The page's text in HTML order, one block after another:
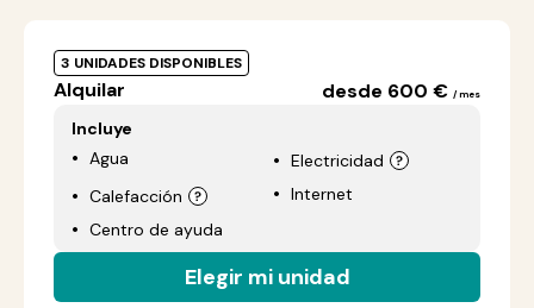
3 UNIDADES DISPONIBLES
Alquilar desde 600 € / mes
Incluye
Agua
Electricidad
Calefacción
Internet
Centro de ayuda
Elegir mi unidad